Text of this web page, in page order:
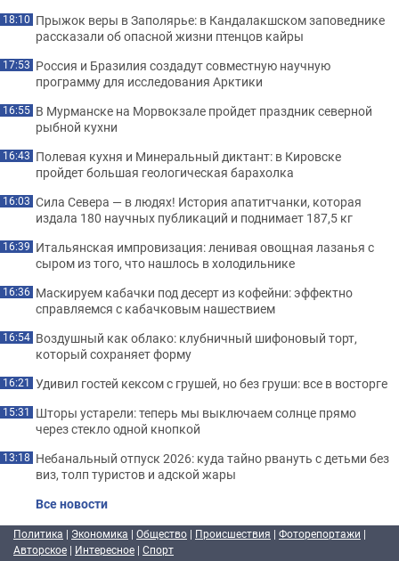
18:10 Прыжок веры в Заполярье: в Кандалакшском заповеднике
рассказали об опасной жизни птенцов кайры
17:53 Россия и Бразилия создадут совместную научную
программу для исследования Арктики
16:55 В Мурманске на Морвокзале пройдет праздник северной
рыбной кухни
16:43 Полевая кухня и Минеральный диктант: в Кировске
пройдет большая геологическая барахолка
16:03 Сила Севера — в людях! История апатитчанки, которая
издала 180 научных публикаций и поднимает 187,5 кг
16:39 Итальянская импровизация: ленивая овощная лазанья с
сыром из того, что нашлось в холодильнике
16:36 Маскируем кабачки под десерт из кофейни: эффектно
справляемся с кабачковым нашествием
16:54 Воздушный как облако: клубничный шифоновый торт,
который сохраняет форму
16:21 Удивил гостей кексом с грушей, но без груши: все в восторге
15:31 Шторы устарели: теперь мы выключаем солнце прямо
через стекло одной кнопкой
13:18 Небанальный отпуск 2026: куда тайно рвануть с детьми без
виз, толп туристов и адской жары
Все новости
Политика | Экономика | Общество | Происшествия | Фоторепортажи |
Авторское | Интересное | Спорт